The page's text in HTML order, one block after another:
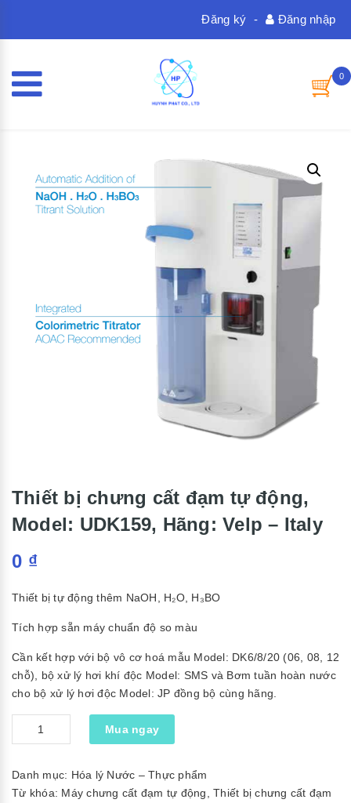
Đăng nhập
-
Đăng ký
0
Thiết bị chưng cất đạm tự động,
Model: UDK159, Hãng: Velp – Italy
0 ₫
Thiết bị tự động thêm NaOH, H₂O, H₃BO
Tích hợp sẵn máy chuẩn độ so màu
Cần kết hợp với bộ vô cơ hoá mẫu Model: DK6/8/20 (06, 08, 12
chỗ), bộ xử lý hơi khí độc Model: SMS và Bơm tuần hoàn nước
cho bộ xử lý hơi độc Model: JP đồng bộ cùng hãng.
lượng
Mua ngay
Danh mục: Hóa lý Nước – Thực phẩm
Từ khóa: Máy chưng cất đạm tự động
Thiết bị chưng cất đạm